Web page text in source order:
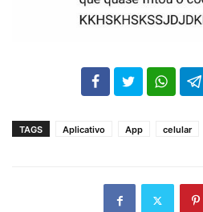
102 35
TAGS Aplicativo App celular